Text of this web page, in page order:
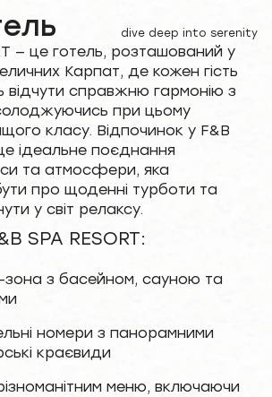
dive deep into serenity
— це готель, розташований у
Карпат, де кожен гість
відчути справжню гармонію з
при цьому
класу. Відпочинок у F&B
ідеальне поєднання
та атмосфери, яка
про щоденні турботи та
у світ релаксу.
SPA RESORT:
зона з басейном, сауною та
номери з панорамними
краєвиди
меню, включаючи